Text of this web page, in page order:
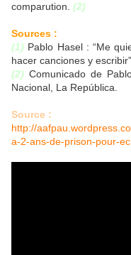
comparution. (2)
Sources :
(1) Pablo Hasel : “Me
hacer canciones y
(2) Comunicado de
Nacional, La República.
Source :
http://
a-2-ans-de-prison-pour-